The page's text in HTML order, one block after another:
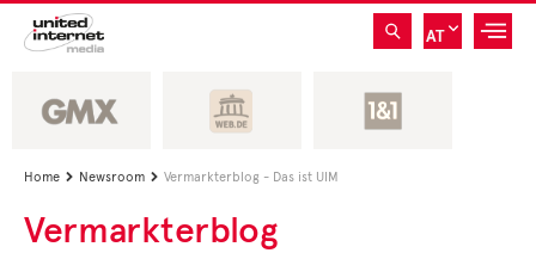
AT
Home  Newsroom  Vermarkterblog - Das ist UIM
Vermarkterblog